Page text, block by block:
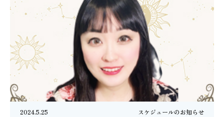
2024.5.25 スケジュールのお知らせ